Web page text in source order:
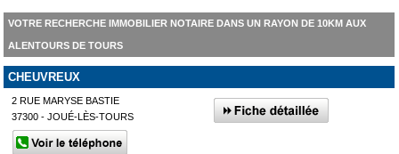
VOTRE RECHERCHE IMMOBILIER NOTAIRE DANS UN RAYON DE 10KM AUX
ALENTOURS DE TOURS
CHEUVREUX
2 RUE MARYSE BASTIE
37300 - JOUÉ-LÈS-TOURS